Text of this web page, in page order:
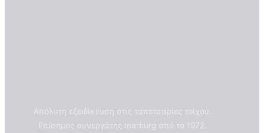
Απόλυτη εξειδίκευση στις ταπετσαρίες τοίχου.
Επίσημος συνεργάτης marburg από το 1972.